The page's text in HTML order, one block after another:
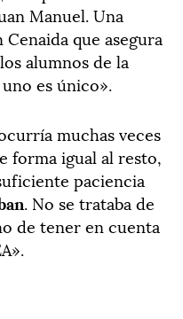
Manuel. Una
que asegura
alumnos de la
es único».
muchas veces
forma igual al resto,
paciencia
. No se trataba de
de tener en cuenta